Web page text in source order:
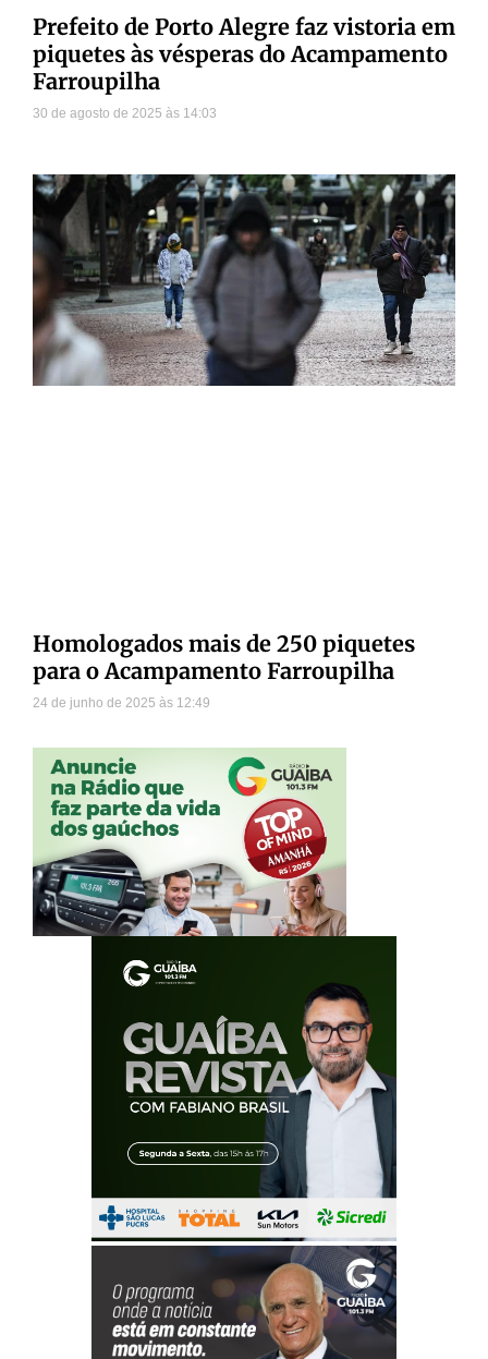
Prefeito de Porto Alegre faz vistoria em
piquetes às vésperas do Acampamento
Farroupilha
30 de agosto de 2025 14:03
Homologados mais de 250 piquetes
para o Acampamento Farroupilha
24 de junho de 2025 12:49